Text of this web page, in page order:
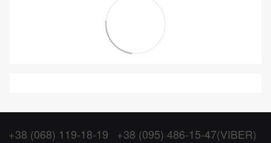
+38 (068) 119-18-19 +38 (095) 486-15-47(VIBER)